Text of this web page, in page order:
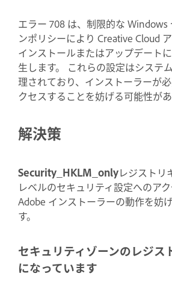
エラー 708 は、制限的な Windows
ンポリシーにより Creative Cloud
インストールまたはアップデート
生します。 これらの設定はシステ
理されており、インストーラーが
クセスすることを妨げる可能性があ
解決策
Security_HKLM_onlyレジストリ
レベルのセキュリティ設定へのアク
Adobe インストーラーの動作を妨
す。
セキュリティゾーンのレジス
になっています